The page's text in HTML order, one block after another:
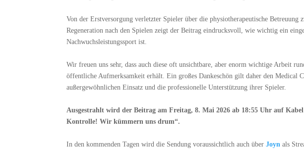
Von der Erstversorgung verletzter Spieler über die physiotherapeutische Betreuung
Regeneration nach den Spielen zeigt der Beitrag eindrucksvoll, wie wichtig ein
Nachwuchsleistungssport ist.
Wir freuen uns sehr, dass auch diese oft unsichtbare, aber enorm wichtige Arbeit
öffentliche Aufmerksamkeit erhält. Ein großes Dankeschön gilt daher den Medical
außergewöhnlichen Einsatz und die professionelle Unterstützung ihrer Spieler.
Ausgestrahlt wird der Beitrag am Freitag, 8. Mai 2026 ab 18:55 Uhr auf
Kontrolle! Wir kümmern uns drum“.
In den kommenden Tagen wird die Sendung voraussichtlich auch überJoyn als